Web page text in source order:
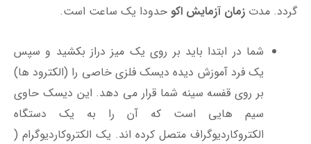
گردد. مدت زمان آزمایش اکو حدودا یک ساعت است.
شما در ابتدا باید بر روی یک میز دراز بکشید و سپس
یک فرد آموزش دیده دیسک فلزی خاصی را (الکترود ها)
بر روی قفسه سینه شما قرار می دهد. این دیسک حاوی
سیم هایی است که آن را به یک دستگاه
الکتروکاردیوگراف متصل کرده اند. یک الکتروکاردیوگرام (